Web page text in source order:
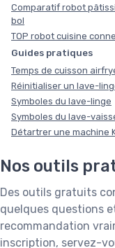
Comparatif robot
bol
TOP robot cuisine
Guides pratiques
Temps de cuisson
Réinitialiser un lave-
Symboles du lave-linge
Symboles du lave-
Détartrer une machine
Nos outils
Des outils gratuits
quelques questions
recommandation
inscription, servez-